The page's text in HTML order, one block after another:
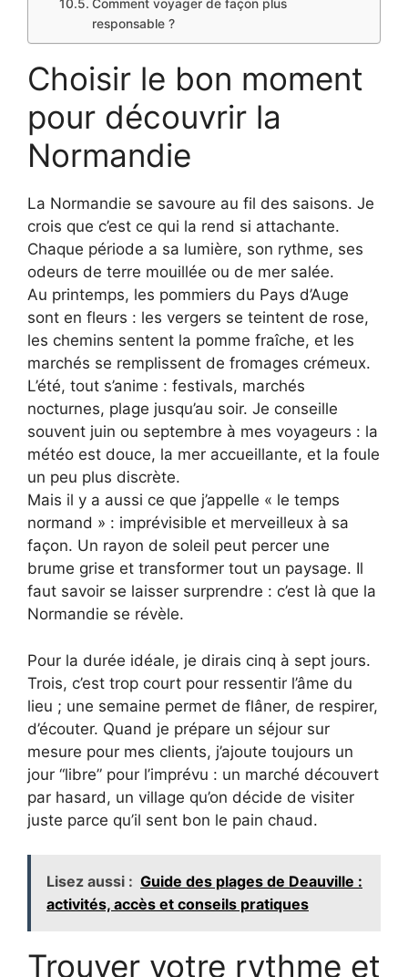
Comment voyager de façon plus
responsable ?
Choisir le bon moment
pour découvrir la
Normandie
La Normandie se savoure au fil des saisons. Je
crois que c’est ce qui la rend si attachante.
Chaque période a sa lumière, son rythme, ses
odeurs de terre mouillée ou de mer salée.
Au printemps, les pommiers du Pays d’Auge
sont en fleurs : les vergers se teintent de rose,
les chemins sentent la pomme fraîche, et les
marchés se remplissent de fromages crémeux.
L’été, tout s’anime : festivals, marchés
nocturnes, plage jusqu’au soir. Je conseille
souvent juin ou septembre à mes voyageurs : la
météo est douce, la mer accueillante, et la foule
un peu plus discrète.
Mais il y a aussi ce que j’appelle « le temps
normand » : imprévisible et merveilleux à sa
façon. Un rayon de soleil peut percer une
brume grise et transformer tout un paysage. Il
faut savoir se laisser surprendre : c’est là que la
Normandie se révèle.
Pour la durée idéale, je dirais cinq à sept jours.
Trois, c’est trop court pour ressentir l’âme du
lieu ; une semaine permet de flâner, de respirer,
d’écouter. Quand je prépare un séjour sur
mesure pour mes clients, j’ajoute toujours un
jour “libre” pour l’imprévu : un marché découvert
par hasard, un village qu’on décide de visiter
juste parce qu’il sent bon le pain chaud.
Lisez aussi : Guide des plages de Deauville :
activités, accès et conseils pratiques
Trouver votre rythme et